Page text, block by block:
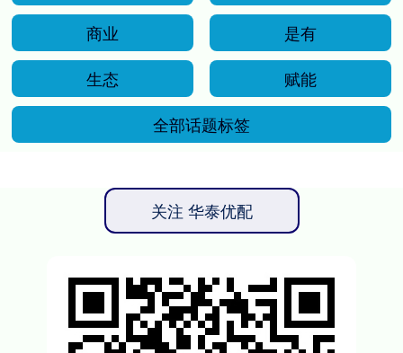
商业
是有
生态
赋能
全部话题标签
关注 华泰优配